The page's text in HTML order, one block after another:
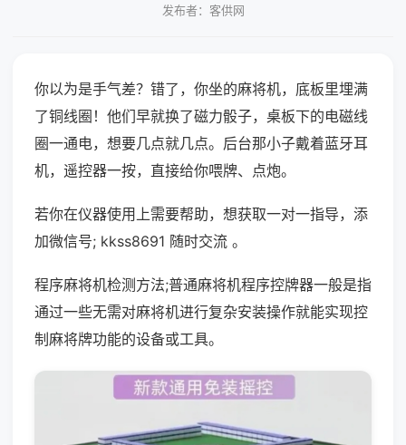
发布者：客供网
你以为是手气差？错了，你坐的麻将机，底板里埋满
了铜线圈！他们早就换了磁力骰子，桌板下的电磁线
圈一通电，想要几点就几点。后台那小子戴着蓝牙耳
机，遥控器一按，直接给你喂牌、点炮。
若你在仪器使用上需要帮助，想获取一对一指导，添
加微信号; kkss8691 随时交流 。
程序麻将机检测方法;普通麻将机程序控牌器一般是指
通过一些无需对麻将机进行复杂安装操作就能实现控
制麻将牌功能的设备或工具。